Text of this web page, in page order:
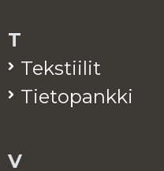
T
Teks­tii­lit
Tie­to­pank­ki
V